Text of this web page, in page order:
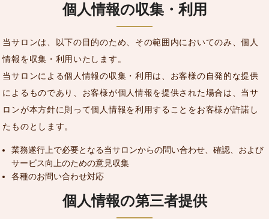
個人情報の収集・利用
当サロンは、以下の目的のため、その範囲内においてのみ、個人
情報を収集・利用いたします。
当サロンによる個人情報の収集・利用は、お客様の自発的な提供
によるものであり、お客様が個人情報を提供された場合は、当サ
ロンが本方針に則って個人情報を利用することをお客様が許諾し
たものとします。
業務遂行上で必要となる当サロンからの問い合わせ、確認、および
サービス向上のための意見収集
各種のお問い合わせ対応
個人情報の第三者提供